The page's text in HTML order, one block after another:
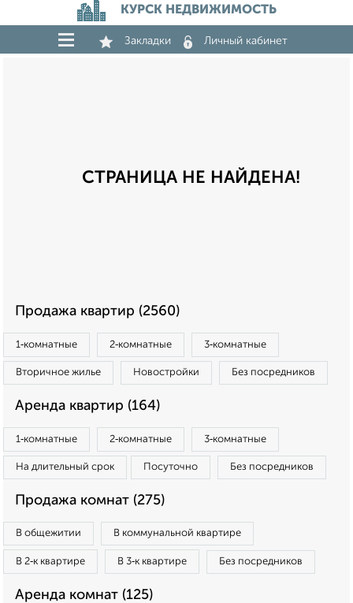
КУРСК НЕДВИЖИМОСТЬ
Закладки Личный кабинет
СТРАНИЦА НЕ НАЙДЕНА!
Продажа квартир (2560)
1‑комнатные 2‑комнатные 3‑комнатные
Вторичное жилье Новостройки Без посредников
Аренда квартир (164)
1‑комнатные 2‑комнатные 3‑комнатные
На длительный срок Посуточно Без посредников
Продажа комнат (275)
В общежитии В коммунальной квартире
В 2‑к квартире В 3‑к квартире Без посредников
Аренда комнат (125)